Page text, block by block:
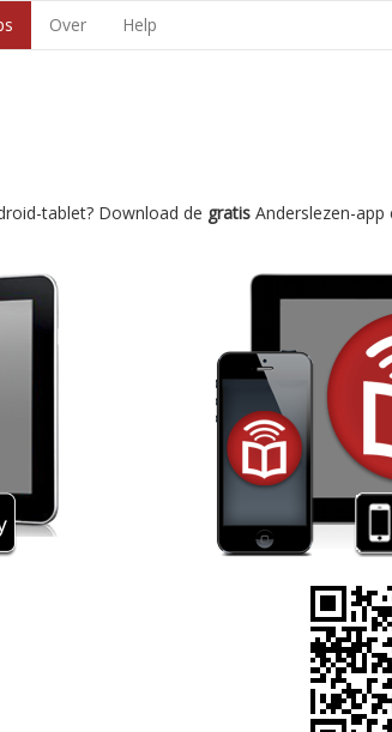
Over Help
tablet? Download de gratis Anderslezen-